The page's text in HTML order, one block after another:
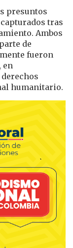
presuntos
tras
Ambos
de
fueron
en
humanitario.